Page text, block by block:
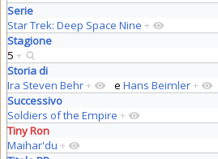
Serie
Star Trek: Deep Space Nine +
Stagione
5 +
Storia di
Ira Steven Behr+ e Hans Beimler+
Successivo
Soldiers of the Empire +
Tiny Ron
Maihar'du +